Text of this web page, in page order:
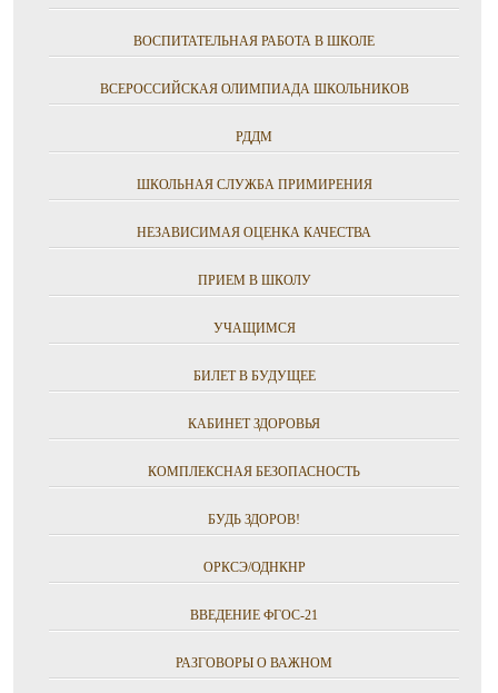
ВОСПИТАТЕЛЬНАЯ РАБОТА В ШКОЛЕ
ВСЕРОССИЙСКАЯ ОЛИМПИАДА ШКОЛЬНИКОВ
РДДМ
ШКОЛЬНАЯ СЛУЖБА ПРИМИРЕНИЯ
НЕЗАВИСИМАЯ ОЦЕНКА КАЧЕСТВА
ПРИЕМ В ШКОЛУ
УЧАЩИМСЯ
БИЛЕТ В БУДУЩЕЕ
КАБИНЕТ ЗДОРОВЬЯ
КОМПЛЕКСНАЯ БЕЗОПАСНОСТЬ
БУДЬ ЗДОРОВ!
ОРКСЭ/ОДНКНР
ВВЕДЕНИЕ ФГОС-21
РАЗГОВОРЫ О ВАЖНОМ